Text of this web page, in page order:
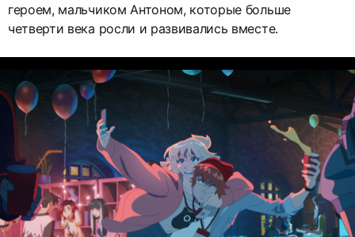
героем, мальчиком Антоном, которые больше
четверти века росли и развивались вместе.